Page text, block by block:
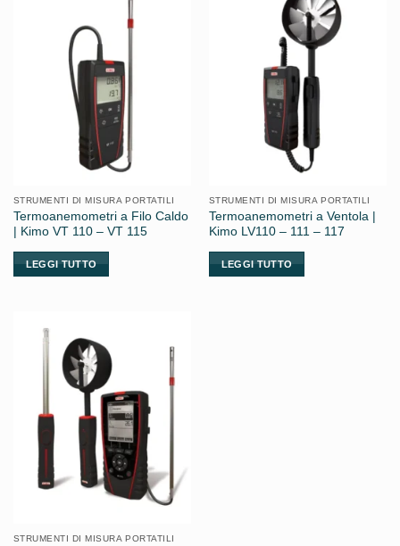
STRUMENTI DI MISURA PORTATILI
Termoanemometri a Filo Caldo
| Kimo VT 110 – VT 115
LEGGI TUTTO
STRUMENTI DI MISURA PORTATILI
Termoanemometri a Ventola |
Kimo LV110 – 111 – 117
LEGGI TUTTO
STRUMENTI DI MISURA PORTATILI